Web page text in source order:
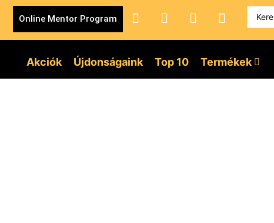
Online Mentor Program
Akciók Újdonságaink Top 10 Termékek